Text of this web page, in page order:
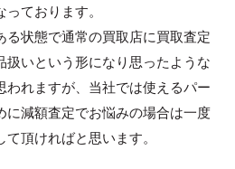
っております。
る状態で通常の買取店に買取査定
扱いという形になり思ったような
われますが、当社では使えるパー
に減額査定でお悩みの場合は一度
頂ければと思います。